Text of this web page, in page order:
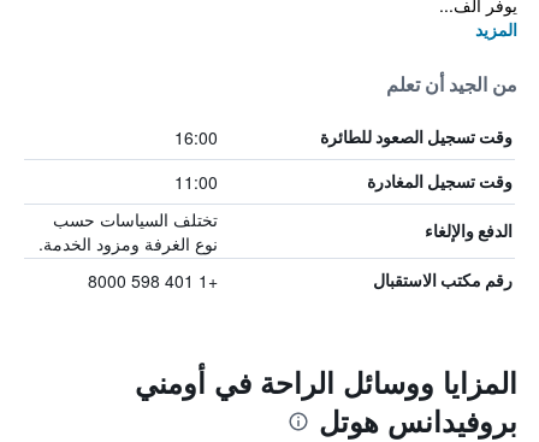
يوفر الف...
المزيد
من الجيد أن تعلم
وقت تسجيل الصعود للطائرة 16:00
وقت تسجيل المغادرة 11:00
الدفع والإلغاء
تختلف السياسات حسب
نوع الغرفة ومزود الخدمة.
رقم مكتب الاستقبال +1 401 598 8000
المزايا ووسائل الراحة في أومني
بروفيدانس هوتل